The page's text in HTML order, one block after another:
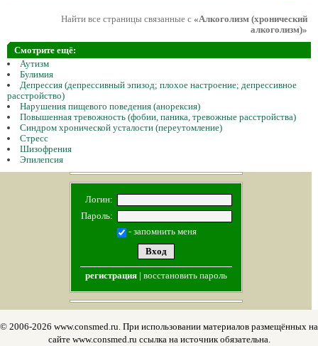
Найти все страницы связанные с «Алкоголизм (хронический
алкоголизм)»
Смотрите ещё:
Аутизм
Булимия
Депрессия (депрессивный эпизод; плохое настроение; депрессивное
расстройство)
Нарушения пищевого поведения (анорексия)
Повышенная тревожность (фобии, паника, тревожные расстройства)
Синдром хронической усталости (переутомление)
Стресс
Шизофрения
Эпилепсия
Логин:
Пароль:
- запомнить меня
регистрация| восстановить пароль
© 2006-2026 www.consmed.ru. При использовании материалов размещённых на
сайте www.consmed.ru ссылка на источник обязательна.